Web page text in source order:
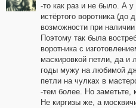
-то как раз и не было. А
истёртого воротника
возможности при
Поэтому так была
воротника с
маскировкой петли, да и
годы мужу на любимой
петли на чулках в
-тем более. Но заметьте,
Не киргизы же, а